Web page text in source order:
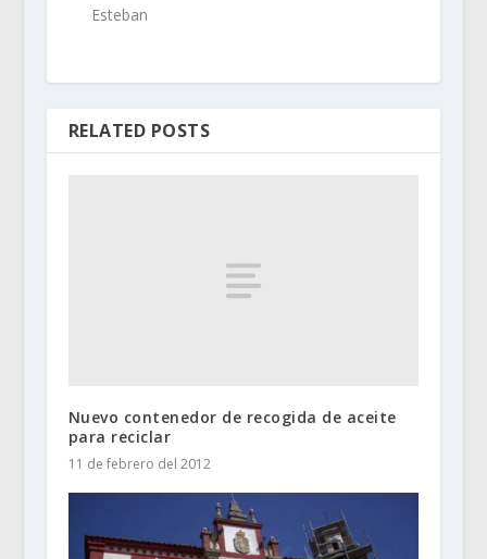
RELATED POSTS
Nuevo contenedor de recogida de aceite
para reciclar
11 de febrero del 2012